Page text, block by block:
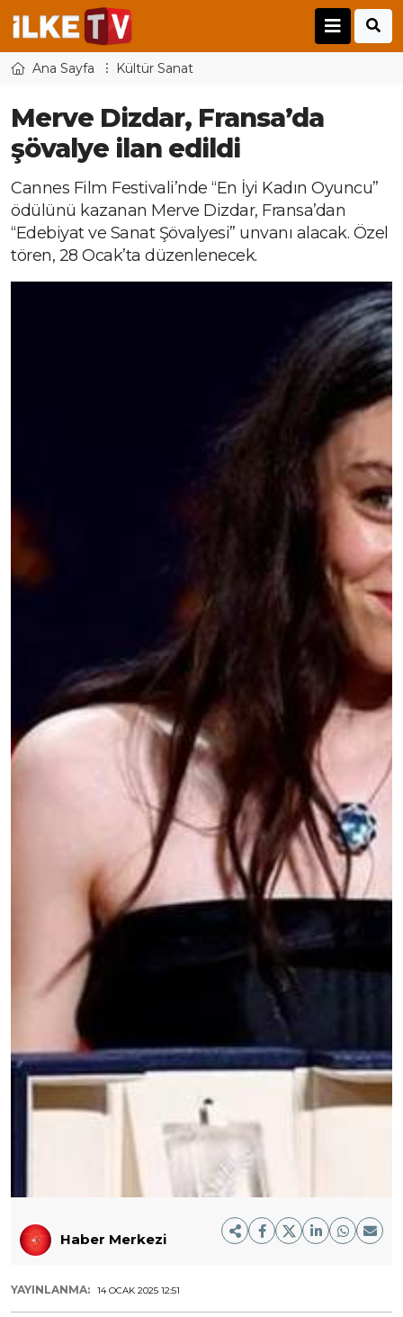
Ana Sayfa Kültür Sanat
Merve Dizdar, Fransa’da
şövalye ilan edildi
Cannes Film Festivali’nde “En İyi Kadın Oyuncu”
ödülünü kazanan Merve Dizdar, Fransa’dan
“Edebiyat ve Sanat Şövalyesi” unvanı alacak. Özel
tören, 28 Ocak’ta düzenlenecek.
Haber Merkezi
YAYINLANMA: 14 OCAK 2025 12:51